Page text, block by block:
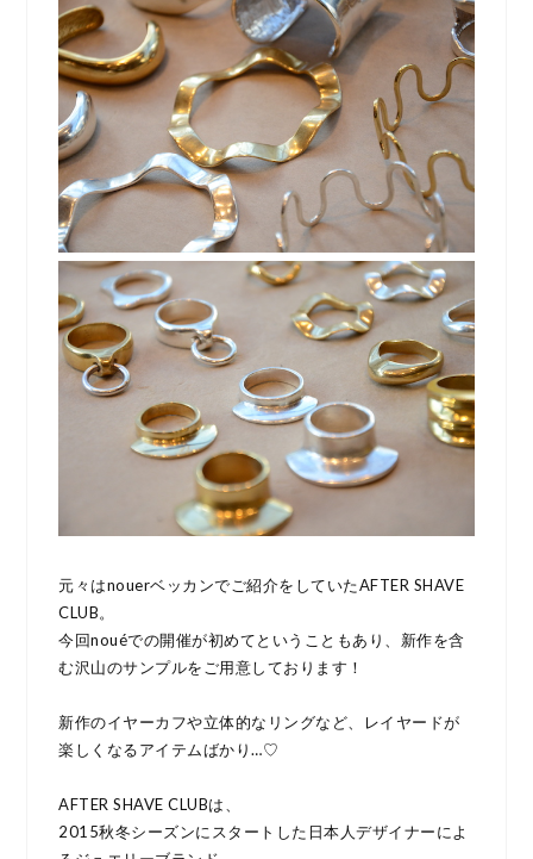
元々はnouerベッカンでご紹介をしていたAFTER SHAVE
CLUB。
今回nouéでの開催が初めてということもあり、新作を含
む沢山のサンプルをご用意しております！
新作のイヤーカフや立体的なリングなど、レイヤードが
楽しくなるアイテムばかり…♡
AFTER SHAVE CLUBは、
2015秋冬シーズンにスタートした日本人デザイナーによ